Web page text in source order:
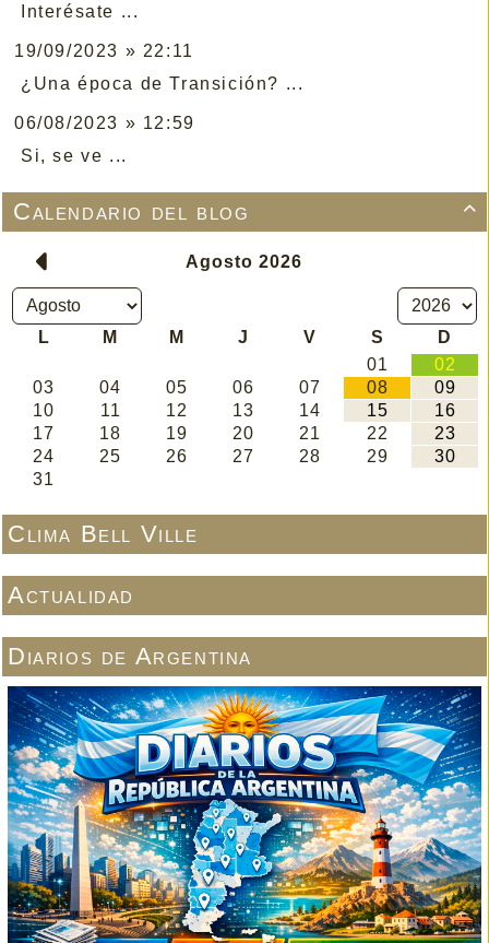
Interésate ...
19/09/2023 » 22:11
¿Una época de Transición? ...
06/08/2023 » 12:59
Si, se ve ...

Calendario del blog
Clima Bell Ville
Actualidad
Diarios de Argentina